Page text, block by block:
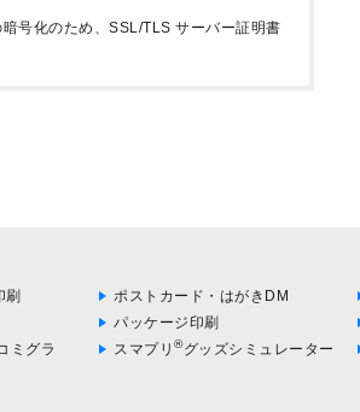
号化のため、SSL/TLS サーバー証明書
刷 ポストカード・はがきDM
パッケージ印刷
ミグラ スマプリ ®グッズシミュレーター